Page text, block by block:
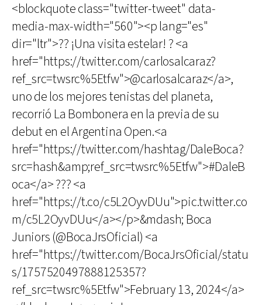
<blockquote class="twitter-tweet" data-
media-max-width="560"><p lang="es"
dir="ltr">?? ¡Una visita estelar! ? <a
href="https://twitter.com/carlosalcaraz?
ref_src=twsrc%5Etfw">@carlosalcaraz</a>,
uno de los mejores tenistas del planeta,
recorrió La Bombonera en la previa de su
debut en el Argentina Open.<a
href="https://twitter.com/hashtag/DaleBoca?
src=hash&amp;ref_src=twsrc%5Etfw">#DaleB
oca</a> ??? <a
href="https://t.co/c5L2OyvDUu">pic.twitter.co
m/c5L2OyvDUu</a></p>&mdash; Boca
Juniors (@BocaJrsOficial) <a
href="https://twitter.com/BocaJrsOficial/statu
s/1757520497888125357?
ref_src=twsrc%5Etfw">February 13, 2024</a>